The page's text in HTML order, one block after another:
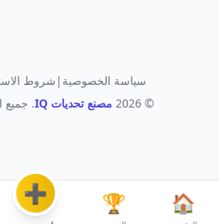
🏠
🏆
➕
سياسة الخصوصية | شروط
© 2026
مصنع تحديات IQ . جميع